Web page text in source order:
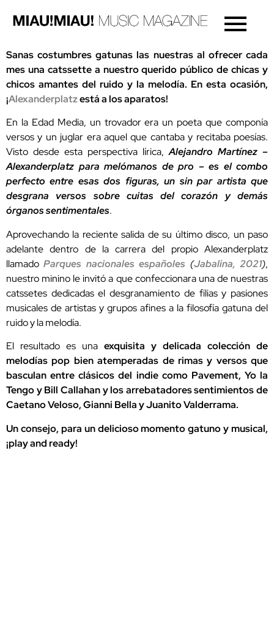
Sanas costumbres gatunas las nuestras al ofrecer cada
mes una catssette a nuestro querido público de chicas y
chicos amantes del ruido y la melodía. En esta ocasión,
¡Alexanderplatzestá a los aparatos!
En la Edad Media, un trovador era un poeta que componía
versos y un juglar era aquel que cantaba y recitaba poesías.
Visto desde esta perspectiva lírica,Alejandro Martínez –
Alexanderplatz para melómanos de pro – es el combo
perfecto entre esas dos figuras, un sin par artista que
desgrana versos sobre cuitas del corazón y demás
órganos sentimentales.
Aprovechando la reciente salida de su último disco, un paso
adelante dentro de la carrera del propio Alexanderplatz
llamadoParques nacionales españoles (Jabalina, 2021),
nuestro minino le invitó a que confeccionara una de nuestras
catssetes dedicadas el desgranamiento de filias y pasiones
musicales de artistas y grupos afines a la filosofía gatuna del
ruido y la melodía.
El resultado es una exquisita y delicada colección de
melodías pop bien atemperadas de rimas y versos que
basculan entre clásicos del indie como Pavement, Yo la
Tengo y Bill Callahan y los arrebatadores sentimientos de
Caetano Veloso, Gianni Bella y Juanito Valderrama.
Un consejo, para un delicioso momento gatuno y musical,
¡play and ready!